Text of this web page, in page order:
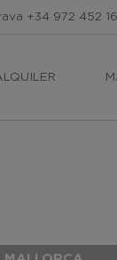
+34 972 452